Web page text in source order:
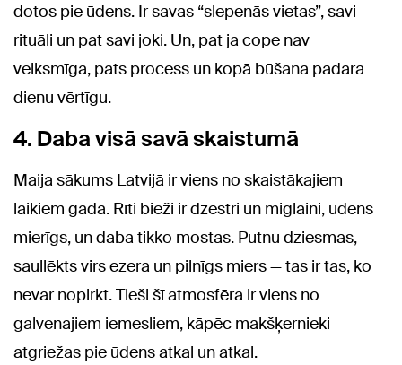
dotos pie ūdens. Ir savas “slepenās vietas”, savi
rituāli un pat savi joki. Un, pat ja cope nav
veiksmīga, pats process un kopā būšana padara
dienu vērtīgu.
4. Daba visā savā skaistumā
Maija sākums Latvijā ir viens no skaistākajiem
laikiem gadā. Rīti bieži ir dzestri un miglaini, ūdens
mierīgs, un daba tikko mostas. Putnu dziesmas,
saullēkts virs ezera un pilnīgs miers — tas ir tas, ko
nevar nopirkt. Tieši šī atmosfēra ir viens no
galvenajiem iemesliem, kāpēc makšķernieki
atgriežas pie ūdens atkal un atkal.